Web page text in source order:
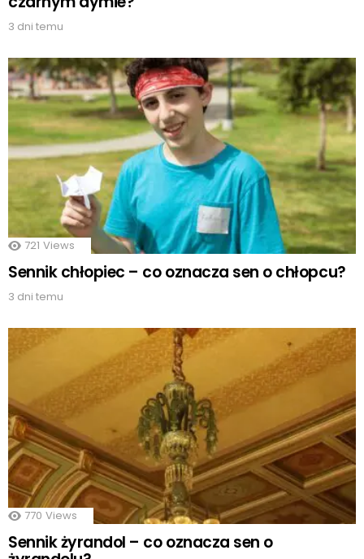
3 dni temu
721 Views
Sennik chłopiec – co oznacza sen o chłopcu?
3 dni temu
770 Views
Sennik żyrandol – co oznacza sen o